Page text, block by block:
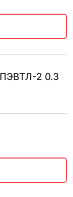
2 0.3